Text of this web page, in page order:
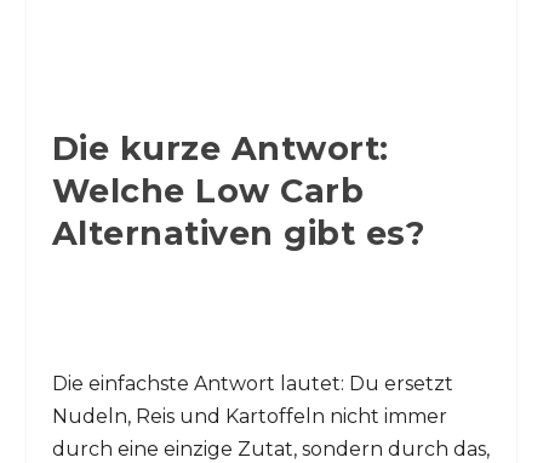
Die kurze Antwort:
Welche Low Carb
Alternativen gibt es?
Die einfachste Antwort lautet: Du ersetzt
Nudeln, Reis und Kartoffeln nicht immer
durch eine einzige Zutat, sondern durch das,